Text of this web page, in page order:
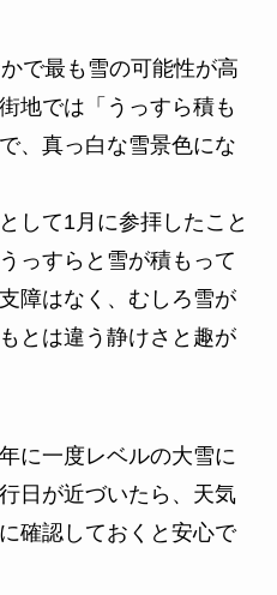
で最も雪の可能性が高
地では「うっすら積も
、真っ白な雪景色にな
して1月に参拝したこと
っすらと雪が積もって
障はなく、むしろ雪が
とは違う静けさと趣が
に一度レベルの大雪に
日が近づいたら、天気
確認しておくと安心で